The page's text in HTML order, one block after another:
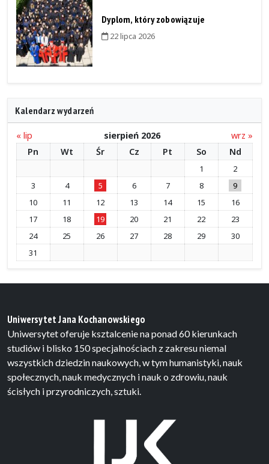
Dyplom, który zobowiązuje
22 lipca 2026
Kalendarz wydarzeń
« lip sierpień 2026
wrz »
Pn
Wt Śr Cz Pt So Nd
1
2
3
4 5 6 7 8
9
10
11 12 13 14 15
16
17
18 19 20 21 22
23
24
25 26 27 28 29
30
31
Uniwersytet Jana Kochanowskiego
Uniwersytet oferuje ksztalcenie na ponad 60 kierunkach
studiów i blisko 150 specjalnościach z zakresu niemal
wszystkich dziedzin naukowych, w tym humanistyki, nauk
społecznych, nauk medycznych i nauk o zdrowiu, nauk
ścisłych i przyrodniczych, sztuki.